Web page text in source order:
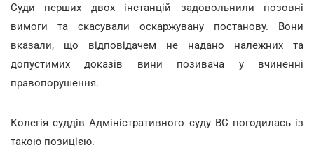
Суди перших двох інстанцій задовольнили позовні
вимоги та скасували оскаржувану постанову. Вони
вказали, що відповідачем не надано належних та
допустимих доказів вини позивача у вчиненні
правопорушення.
Колегія суддів Адміністративного суду ВС погодилась із
такою позицією.